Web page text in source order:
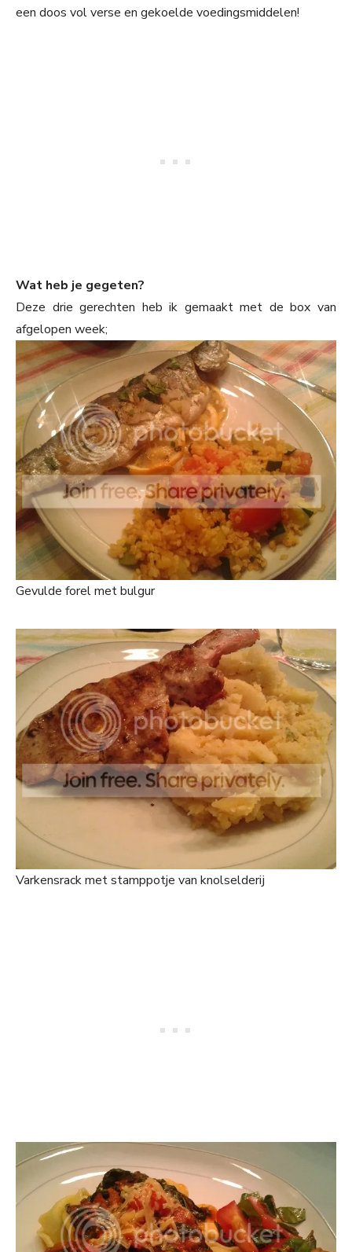
een doos vol verse en gekoelde voedingsmiddelen!
Wat heb je gegeten?
Deze drie gerechten heb ik gemaakt met de box van
afgelopen week;
Gevulde forel met bulgur
Varkensrack met stamppotje van knolselderij